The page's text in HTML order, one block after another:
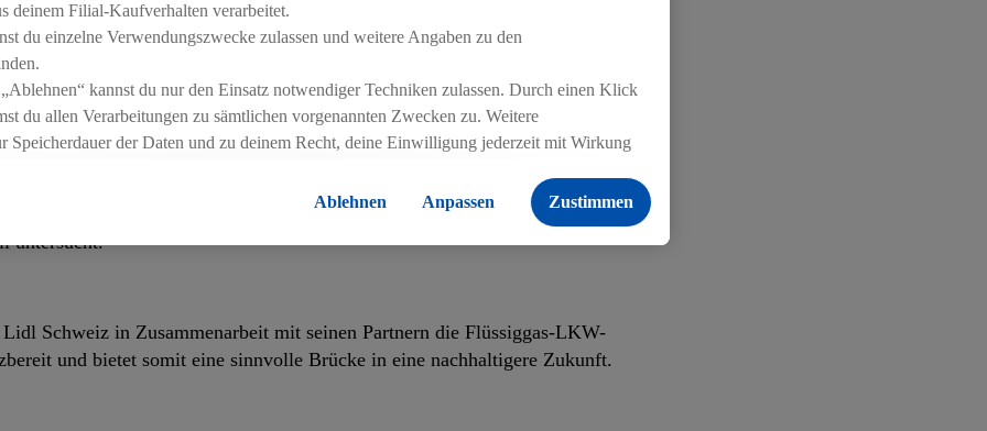
der Hochschule Rapperswil
Kosten unterwegs sein können, steht uns noch ein weiter Weg
mit dem Bundesamt für Energie ,der Hochschule Rapperswil und
Forschungsprojekt ins Leben gerufen, um die Technik und den Bio-
werden in regelmässigen Abständen LBG-Lastwagen
untersucht.
Schweiz in Zusammenarbeit mit seinen Partnern die Flüssiggas-LKW-
und bietet somit eine sinnvolle Brücke in eine nachhaltigere Zukunft.
deinem Filial-Kaufverhalten verarbeitet.
du einzelne Verwendungszwecke zulassen und weitere Angaben zu den
kannst du nur den Einsatz notwendiger Techniken zulassen. Durch einen Klick
du allen Verarbeitungen zu sämtlichen vorgenannten Zwecken zu. Weitere
Speicherdauer der Daten und zu deinem Recht, deine Einwilligung jederzeit mit Wirkung
Ablehnen
Anpassen Zustimmen